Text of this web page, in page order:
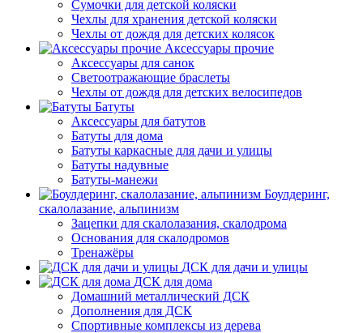
Сумочки для детской коляски
Чехлы для хранения детской коляски
Чехлы от дождя для детских колясок
Аксессуары прочие
Аксессуары для санок
Светоотражающие браслеты
Чехлы от дождя для детских велосипедов
Батуты
Аксессуары для батутов
Батуты для дома
Батуты каркасные для дачи и улицы
Батуты надувные
Батуты-манежи
Боулдеринг,
скалолазание, альпинизм
Зацепки для скалолазания, скалодрома
Основания для скалодромов
Тренажёры
ДСК для дачи и улицы
ДСК для дома
Домашний металлический ДСК
Дополнения для ДСК
Спортивные комплексы из дерева